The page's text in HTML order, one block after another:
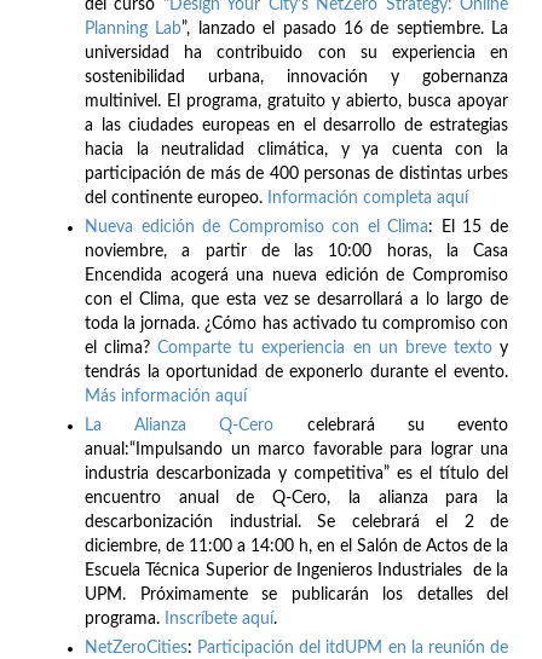
del curso “Design Your City’s NetZero Strategy: Online
Planning Lab”, lanzado el pasado 16 de septiembre. La
universidad ha contribuido con su experiencia en
sostenibilidad urbana, innovación y gobernanza
multinivel. El programa, gratuito y abierto, busca apoyar
a las ciudades europeas en el desarrollo de estrategias
hacia la neutralidad climática, y ya cuenta con la
participación de más de 400 personas de distintas urbes
del continente europeo.
Información completa aquí
Nueva edición de Compromiso con el Clima: El 15 de
noviembre, a partir de las 10:00 horas, la Casa
Encendida acogerá una nueva edición de Compromiso
con el Clima, que esta vez se desarrollará a lo largo de
toda la jornada. ¿Cómo has activado tu compromiso con
el clima?Comparte tu experiencia en un breve textoy
tendrás la oportunidad de exponerlo durante el evento.
Más información aquí
La Alianza Q-Cero celebrará su evento
anual:“Impulsando un marco favorable para lograr una
industria descarbonizada y competitiva” es el título del
encuentro anual de Q-Cero, la alianza para la
descarbonización industrial. Se celebrará el 2 de
diciembre, de 11:00 a 14:00 h, en el Salón de Actos de la
Escuela Técnica Superior de Ingenieros Industriales de la
UPM. Próximamente se publicarán los detalles del
programa.
Inscríbete aquí.
NetZeroCities: Participación del itdUPM en la reunión de